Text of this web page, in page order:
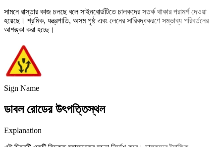
সামনে রাস্তার কাজ চলছে বলে সাইনবোর্ডটিতে চালকদের সতর্ক থাকার পরামর্শ দেওয়া
হয়েছে। শ্রমিক, যন্ত্রপাতি, অসম পৃষ্ঠ এবং লেনের সারিবদ্ধকরণে সম্ভাব্য পরিবর্তনের
আশঙ্কা করা হচ্ছে।
Sign Name
ডাবল রোডের উৎপত্তিস্থল
Explanation